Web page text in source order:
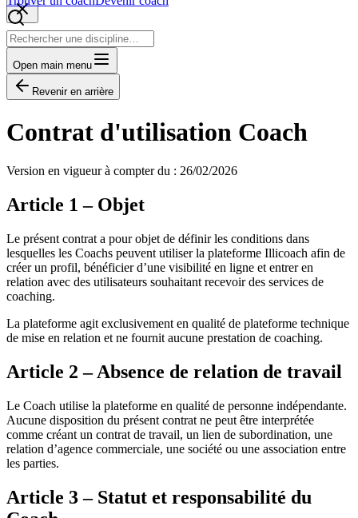
Open main menu
Revenir en arrière
Contrat d'utilisation Coach
Version en vigueur à compter du : 26/02/2026
Article 1 – Objet
Le présent contrat a pour objet de définir les conditions dans
lesquelles les Coachs peuvent utiliser la plateforme Illicoach afin de
créer un profil, bénéficier d’une visibilité en ligne et entrer en
relation avec des utilisateurs souhaitant recevoir des services de
coaching.
La plateforme agit exclusivement en qualité de plateforme technique
de mise en relation et ne fournit aucune prestation de coaching.
Article 2 – Absence de relation de travail
Le Coach utilise la plateforme en qualité de personne indépendante.
Aucune disposition du présent contrat ne peut être interprétée
comme créant un contrat de travail, un lien de subordination, une
relation d’agence commerciale, une société ou une association entre
les parties.
Article 3 – Statut et responsabilité du